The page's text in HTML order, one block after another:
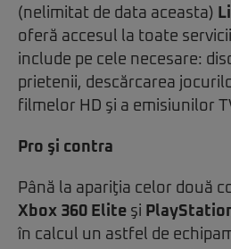
(nelimitat de data aceasta)
oferă accesul la toate
include pe cele necesare:
prietenii, descărcarea
filmelor HD şi a emisiunilor
Pro şi contra
Până la apariţia celor două
Xbox 360 Elite şi
în calcul un astfel de